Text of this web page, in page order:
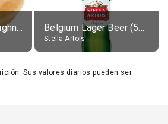
Original Glazed Doughnut Belgium Lager Beer (5% alc.)
Stella Artois
Sus valores diarios pueden ser